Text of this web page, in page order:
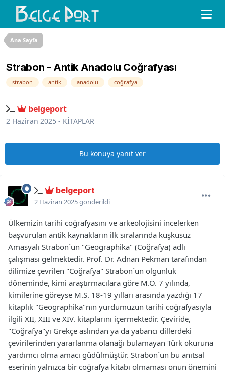
Ana Sayfa
Strabon - Antik Anadolu Coğrafyası
strabon antik anadolu coğrafya
belgeport
2 Haziran 2025 - KİTAPLAR
Bu konuya yanıt ver
belgeport
2 Haziran 2025gönderildi
Ülkemizin tarihi coğrafyasını ve arkeolojisini incelerken
başvurulan antik kaynakların ilk sıralarında kuşkusuz
Amasyalı Strabon´un "Geographika" (Coğrafya) adlı
çalışması gelmektedir. Prof. Dr. Adnan Pekman tarafından
dilimize çevrilen "Coğrafya" Strabon´un olgunluk
döneminde, kimi araştırmacılara göre M.Ö. 7 yılında,
kimilerine göreyse M.S. 18-19 yılları arasında yazdığı 17
kitaplık "Geographika"nın yurdumuzun tarihi coğrafyasıyla
ilgili XII, XIII ve XIV. kitaplarını içermektedir. Çeviride,
"Coğrafya"yı Grekçe aslından ya da yabancı dillerdeki
çevirilerinden yararlanma olanağı bulamayan Türk okuruna
yardımcı olma amacı güdülmüştür. Strabon´un bu anıtsal
eserinin yalnızca bir coğrafya kitabı olmaması onun önemini